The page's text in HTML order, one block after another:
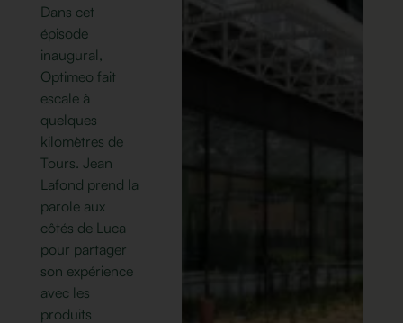
Dans cet
épisode
inaugural,
Optimeo fait
escale à
quelques
kilomètres de
Tours. Jean
Lafond prend la
parole aux
côtés de Luca
pour partager
son expérience
avec les
produits